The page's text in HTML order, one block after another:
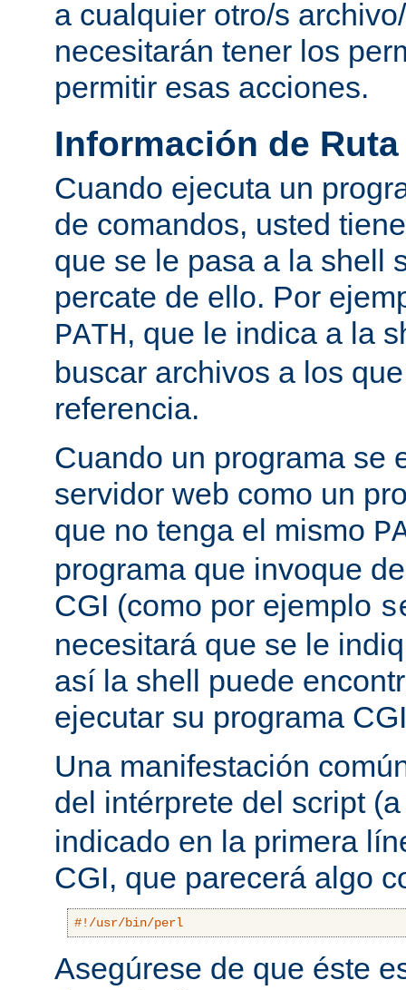
a cualquier otro/s
necesitarán tener los
permitir esas acciones.
Información de
Cuando ejecuta un
de comandos, usted
que se le pasa a la shell
percate de ello. Por
PATH, que le indica a la
buscar archivos a los
referencia.
Cuando un programa se
servidor web como un
que no tenga el mismo
programa que invoque
CGI (como por ejemplo
necesitará que se le
así la shell puede
ejecutar su programa
Una manifestación
del intérprete del script
indicado en la primera
CGI, que parecerá algo
#!/usr/bin/perl
Asegúrese de que éste